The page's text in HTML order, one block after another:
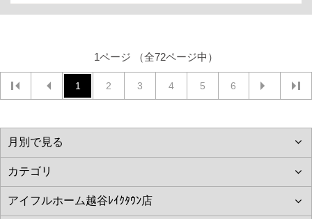
1ページ （全72ページ中）
1 2 3 4 5 6